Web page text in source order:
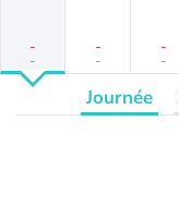
-
-
-
-
-
-
Journée